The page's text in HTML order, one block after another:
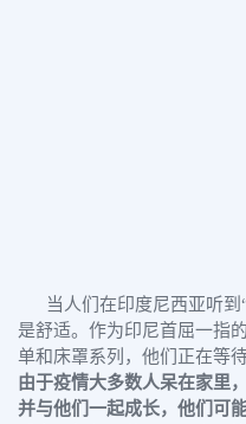
当人们在印度尼西亚听到
是舒适。作为印尼首屈一指
单和床罩系列，他们正在等待
由于疫情大多数人呆在家里
并与他们一起成长，他们可